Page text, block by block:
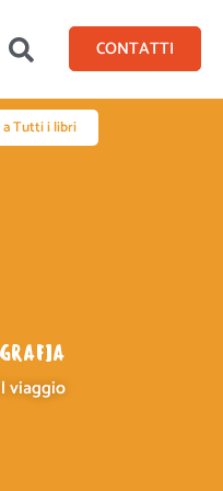
CONTATTI
a Tutti i libri
viaggio